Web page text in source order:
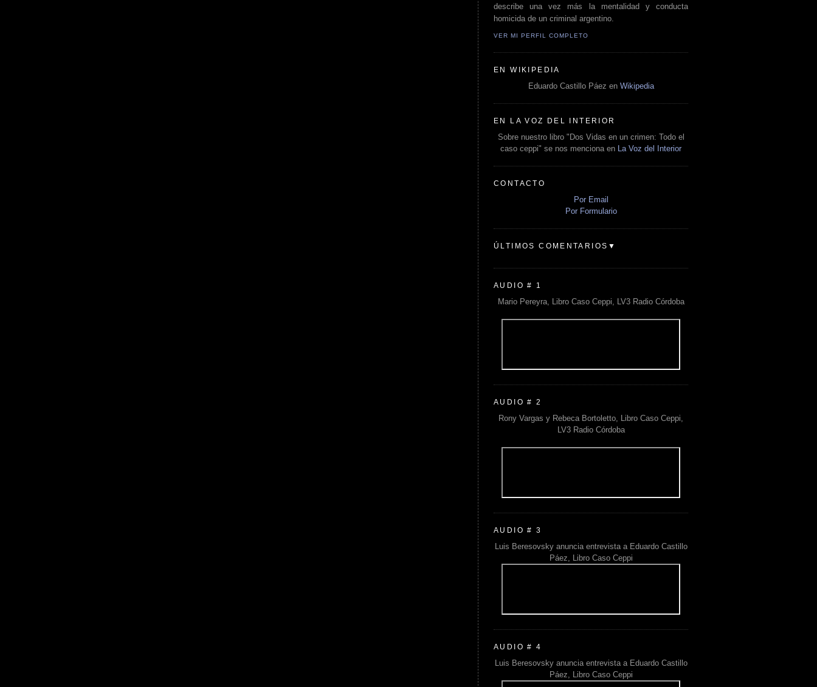
describe una vez más la mentalidad y conducta
homicida de un criminal argentino.
VER MI PERFIL COMPLETO
EN WIKIPEDIA
Eduardo Castillo Páez en Wikipedia
EN LA VOZ DEL INTERIOR
Sobre nuestro libro "Dos Vidas en un crimen: Todo el
caso ceppi" se nos menciona en
La Voz del Interior
CONTACTO
Por Email
Por Formulario
ÚLTIMOS COMENTARIOS▼
AUDIO # 1
Mario Pereyra, Libro Caso Ceppi, LV3 Radio Córdoba
AUDIO # 2
Rony Vargas y Rebeca Bortoletto, Libro Caso Ceppi,
LV3 Radio Córdoba
AUDIO # 3
Luis Beresovsky anuncia entrevista a Eduardo Castillo
Páez, Libro Caso Ceppi
AUDIO # 4
Luis Beresovsky anuncia entrevista a Eduardo Castillo
Páez, Libro Caso Ceppi